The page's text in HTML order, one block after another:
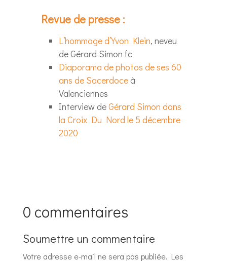
Revue de presse :
L’hommage d’Yvon Klein, neveu
de Gérard Simon fc
Diaporama de photos de ses 60
ans de Sacerdoceà
Valenciennes
Interview deGérard Simon dans
la Croix Du Nord le 5 décembre
2020
0 commentaires
Soumettre un commentaire
Votre adresse e-mail ne sera pas publiée. Les